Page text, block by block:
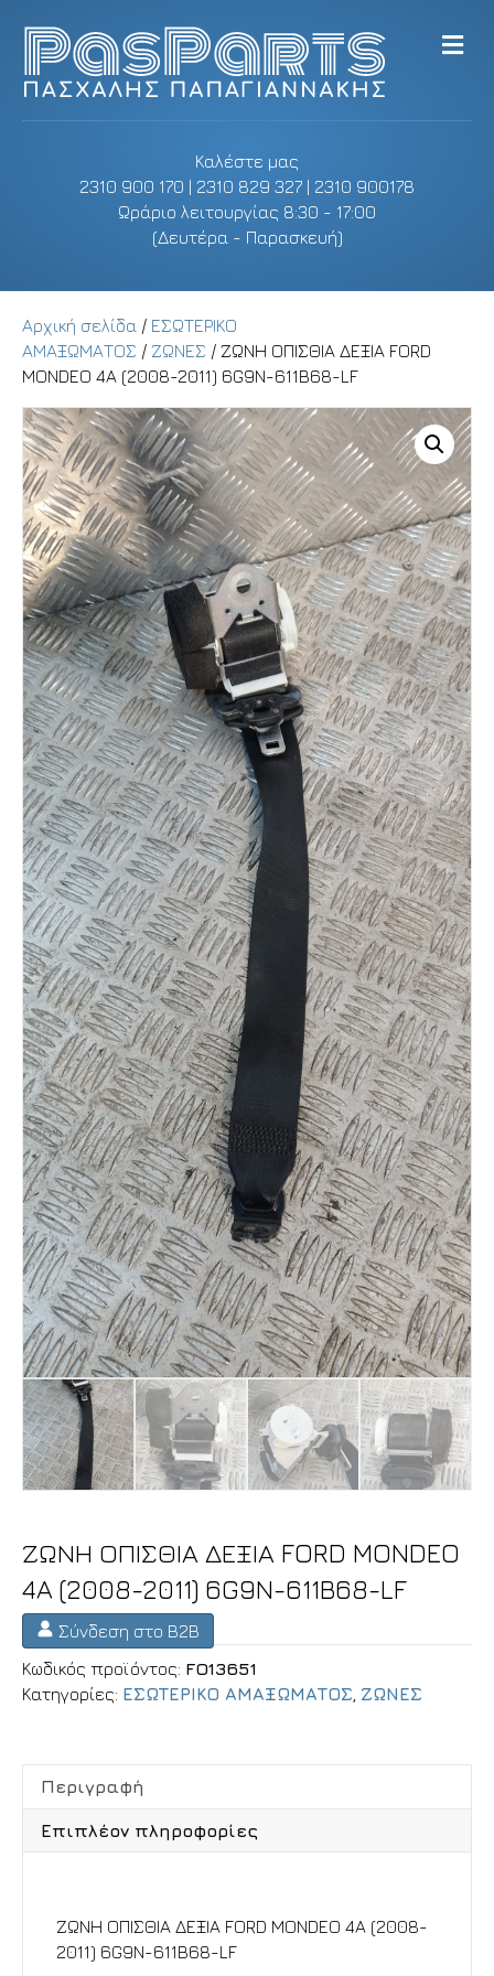
Καλέστε μας
2310 900 170 | 2310 829 327 | 2310 900178
Ωράριο λειτουργίας 8:30 - 17:00
(Δευτέρα - Παρασκευή)
M
e
Αρχική σελίδα / ΕΣΩΤΕΡΙΚΟ
ΑΜΑΞΩΜΑΤΟΣ / ΖΩΝΕΣ / ΖΩΝΗ ΟΠΙΣΘΙΑ ΔΕΞΙΑ FORD
MONDEO 4A (2008-2011) 6G9N-611B68-LF
ΖΩΝΗ ΟΠΙΣΘΙΑ ΔΕΞΙΑ FORD MONDEO
4A (2008-2011) 6G9N-611B68-LF
Σύνδεση στο B2B
Κωδικός προϊόντος: FO13651
Κατηγορίες: ΕΣΩΤΕΡΙΚΟ ΑΜΑΞΩΜΑΤΟΣ ΖΩΝΕΣ
Περιγραφή
Επιπλέον πληροφορίες
ΖΩΝΗ ΟΠΙΣΘΙΑ ΔΕΞΙΑ FORD MONDEO 4A (2008-
2011) 6G9N-611B68-LF